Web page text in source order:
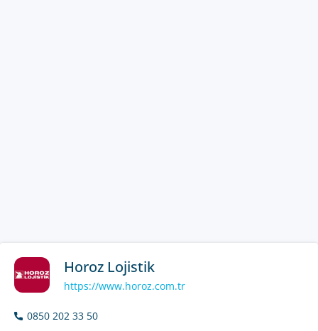
Horoz Lojistik
https://www.horoz.com.tr
0850 202 33 50